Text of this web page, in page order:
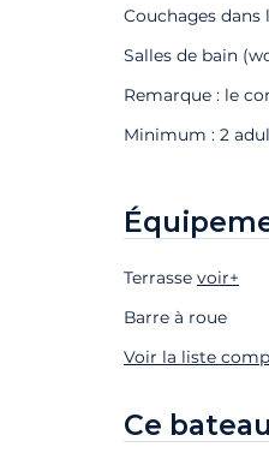
Couchages dans
Salles de bain
Remarque : le
Minimum : 2
Terrasse voir+
Barre à roue
Voir la liste
Ce